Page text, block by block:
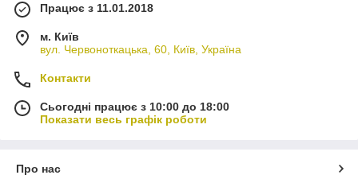
Працює з 11.01.2018
м. Київ
вул. Червоноткацька, 60, Київ, Україна
Контакти
Сьогодні працює з 10:00 до 18:00
Показати весь графік роботи
Про нас